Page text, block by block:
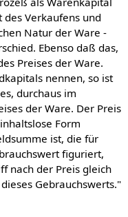
Verkaufens und
Natur der Ware -
Ebenso daß das,
Preises der Ware.
nennen, so ist
durchaus im
der Ware. Der Preis
Form
ist, die für
figuriert,
nach der Preis gleich
Gebrauchswerts."